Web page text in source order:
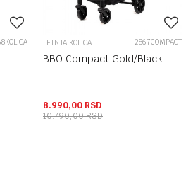
LETNJA KOLICA 2867COMPACT
BBO Compact Gold/Black
8.990,00 RSD
10.790,00RSD